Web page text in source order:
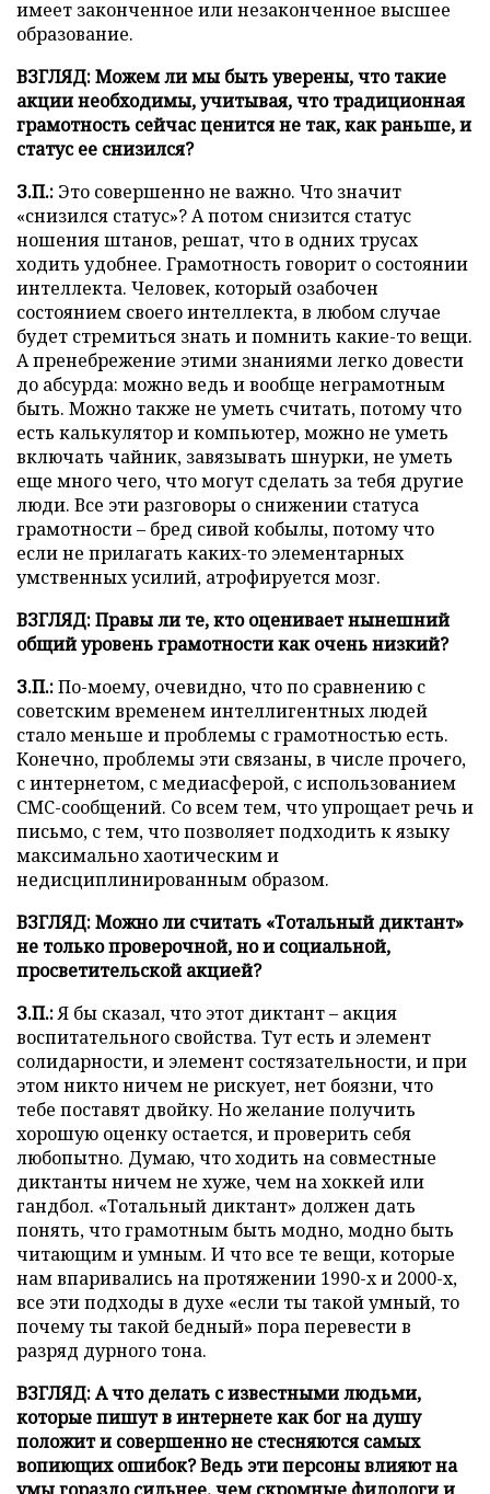
имеет законченное или незаконченное высшее
образование.
ВЗГЛЯД: Можем ли мы быть уверены, что такие
акции необходимы, учитывая, что традиционная
грамотность сейчас ценится не так, как раньше, и
статус ее снизился?
З.П.: Это совершенно не важно. Что значит
«снизился статус»? А потом снизится статус
ношения штанов, решат, что в одних трусах
ходить удобнее. Грамотность говорит о состоянии
интеллекта. Человек, который озабочен
состоянием своего интеллекта, в любом случае
будет стремиться знать и помнить какие-то вещи.
А пренебрежение этими знаниями легко довести
до абсурда: можно ведь и вообще неграмотным
быть. Можно также не уметь считать, потому что
есть калькулятор и компьютер, можно не уметь
включать чайник, завязывать шнурки, не уметь
еще много чего, что могут сделать за тебя другие
люди. Все эти разговоры о снижении статуса
грамотности – бред сивой кобылы, потому что
если не прилагать каких-то элементарных
умственных усилий, атрофируется мозг.
ВЗГЛЯД: Правы ли те, кто оценивает нынешний
общий уровень грамотности как очень низкий?
З.П.:По-моему, очевидно, что по сравнению с
советским временем интеллигентных людей
стало меньше и проблемы с грамотностью есть.
Конечно, проблемы эти связаны, в числе прочего,
с интернетом, с медиасферой, с использованием
СМС-сообщений. Со всем тем, что упрощает речь и
письмо, с тем, что позволяет подходить к языку
максимально хаотическим и
недисциплинированным образом.
ВЗГЛЯД: Можно ли считать «Тотальный диктант»
не только проверочной, но и социальной,
просветительской акцией?
З.П.:Я бы сказал, что этот диктант – акция
воспитательного свойства. Тут есть и элемент
солидарности, и элемент состязательности, и при
этом никто ничем не рискует, нет боязни, что
тебе поставят двойку. Но желание получить
хорошую оценку остается, и проверить себя
любопытно. Думаю, что ходить на совместные
диктанты ничем не хуже, чем на хоккей или
гандбол. «Тотальный диктант» должен дать
понять, что грамотным быть модно, модно быть
читающим и умным. И что все те вещи, которые
нам впаривались на протяжении 1990-х и 2000-х,
все эти подходы в духе «если ты такой умный, то
почему ты такой бедный» пора перевести в
разряд дурного тона.
ВЗГЛЯД: А что делать с известными людьми,
которые пишут в интернете как бог на душу
положит и совершенно не стесняются самых
вопиющих ошибок? Ведь эти персоны влияют на